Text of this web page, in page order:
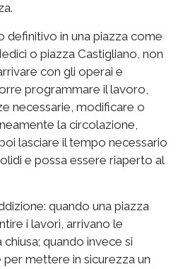
definitivo in una piazza come
o piazza Castigliano, non
con gli operai e
programmare il lavoro,
necessarie, modificare o
la circolazione,
lasciare il tempo necessario
e possa essere riaperto al
quando una piazza
i lavori, arrivano le
quando invece si
mettere in sicurezza un